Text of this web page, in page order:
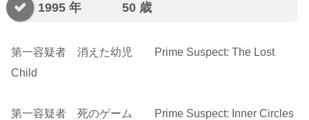
1995 年 50 歳
第一容疑者 消えた幼児 Prime Suspect: The Lost
Child
第一容疑者 死のゲーム Prime Suspect: Inner Circles